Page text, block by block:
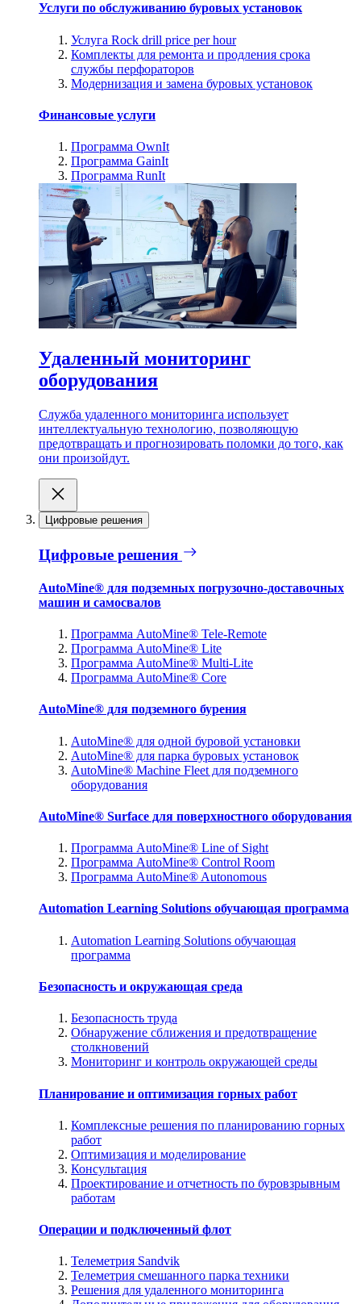
Услуги по обслуживанию буровых установок
Услуга Rock drill price per hour
Комплекты для ремонта и продления срока
службы перфораторов
Модернизация и замена буровых установок
Финансовые услуги
Программа OwnIt
Программа GainIt
Программа RunIt
Удаленный мониторинг
оборудования
Служба удаленного мониторинга использует
интеллектуальную технологию, позволяющую
предотвращать и прогнозировать поломки до того, как
они произойдут.
Цифровые решения
Цифровые решения
AutoMine® для подземных погрузочно-доставочных
машин и самосвалов
Программа AutoMine® Tele-Remote
Программа AutoMine® Lite
Программа AutoMine® Multi-Lite
Программа AutoMine® Core
AutoMine® для подземного бурения
AutoMine® для одной буровой установки
AutoMine® для парка буровых установок
AutoMine® Machine Fleet для подземного
оборудования
AutoMine® Surface для поверхностного оборудования
Программа AutoMine® Line of Sight
Программа AutoMine® Control Room
Программа AutoMine® Autonomous
Automation Learning Solutions обучающая программа
Automation Learning Solutions обучающая
программа
Безопасность и окружающая среда
Безопасность труда
Обнаружение сближения и предотвращение
столкновений
Мониторинг и контроль окружающей среды
Планирование и оптимизация горных работ
Комплексные решения по планированию горных
работ
Оптимизация и моделирование
Консультация
Проектирование и отчетность по буровзрывным
работам
Операции и подключенный флот
Телеметрия Sandvik
Телеметрия смешанного парка техники
Решения для удаленного мониторинга